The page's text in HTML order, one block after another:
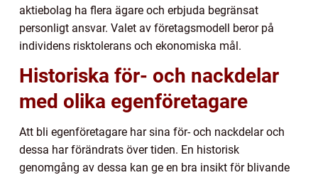
aktiebolag ha flera ägare och erbjuda begränsat
personligt ansvar. Valet av företagsmodell beror på
individens risktolerans och ekonomiska mål.
Historiska för- och nackdelar
med olika egenföretagare
Att bli egenföretagare har sina för- och nackdelar och
dessa har förändrats över tiden. En historisk
genomgång av dessa kan ge en bra insikt för blivande